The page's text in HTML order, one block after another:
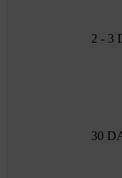
2 - 3
30